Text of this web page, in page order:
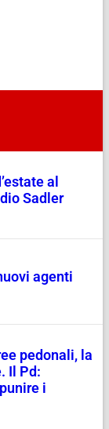
al
Sadler
agenti
pedonali, la
Il Pd:
i